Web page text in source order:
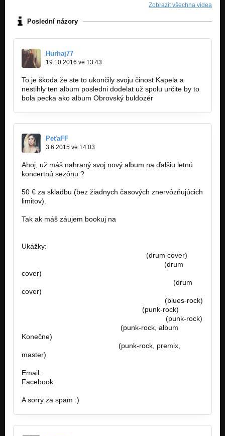
Zobrazit všechna videa
Poslední názory
Hurhaj77
19.10.2016 ve 13:43
To je škoda že ste to ukončily svoju činost Kapela a
nestihly ten album posledni dodelat už spolu určite by to
bola pecka ako album Obrovský buldozér
PeťaFF
3.6.2015 ve 14:03
Ahoj, už máš nahraný svoj nový album na ďalšiu letnú
koncertnú sezónu ?
50 € za skladbu (bez žiadnych časových znervózňujúcich
limitov).
Tak ak máš záujem bookuj na
Ukážky:
(drum cover)
(drum
cover)
(drum
cover)
(blues-rock)
(punk-rock)
(punk-rock)
(punk-rock, album
Konečne)
(punk-rock, premix,
master)
Email:
Facebook:
A sorry za spam :)